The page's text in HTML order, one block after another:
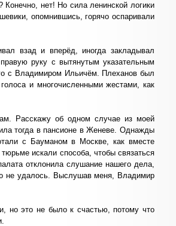
нет! Но сила ленинской логики
опомнившись, горячо оспаривали
взад и вперёд, иногда закладывал
руку с вытянутым указательным
с Владимиром Ильичём. Плеханов был
и многочисленными жестами, как
Расскажу об одном случае из моей
тогда в пансионе в Женеве. Однажды
с Бауманом в Москве, как вместе
искали способа, чтобы связаться
отклонила слушание нашего дела,
не удалось. Выслушав меня, Владимир
но это не было к счастью, потому что